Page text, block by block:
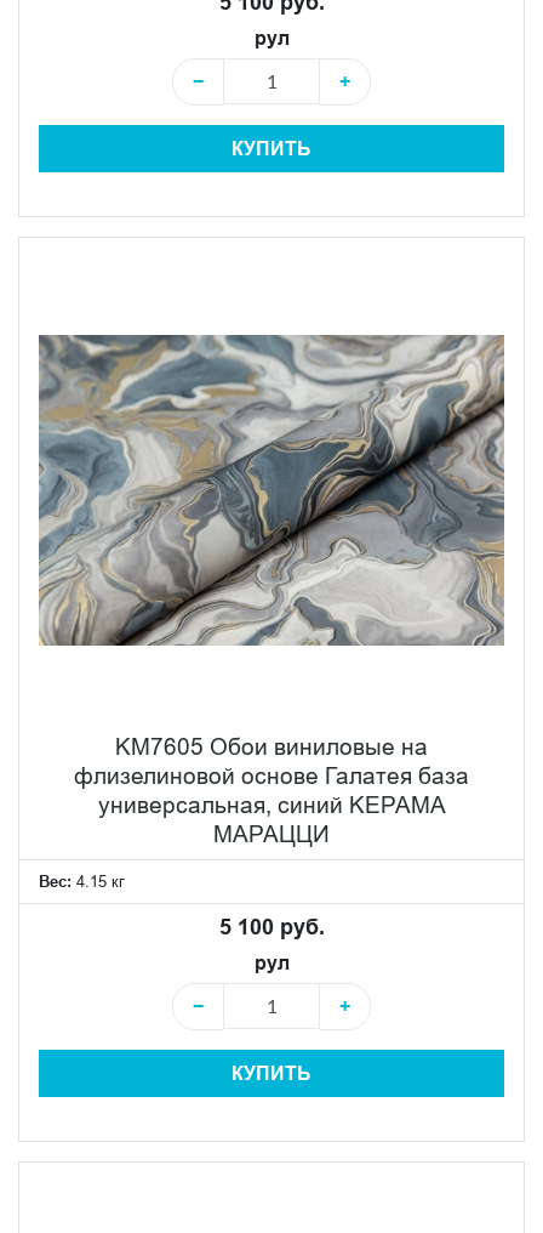
рул
−
+
КУПИТЬ
KM7605 Обои виниловые на
флизелиновой основе Галатея база
универсальная, синий KЕРАМА
МАРАЦЦИ
Вес: 4.15 кг
5 100 руб.
рул
−
+
КУПИТЬ